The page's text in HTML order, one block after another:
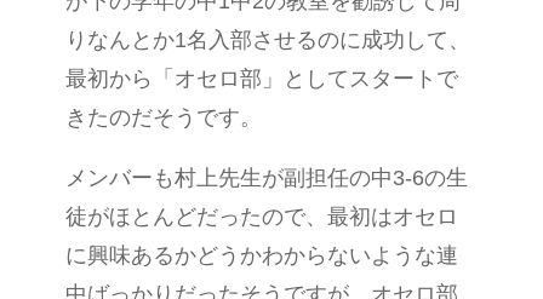
りなんとか1名入部させるのに成功して、
最初から「オセロ部」としてスタートで
きたのだそうです。
メンバーも村上先生が副担任の中3-6の生
徒がほとんどだったので、最初はオセロ
に興味あるかどうかわからないような連
中ばっかりだったそうですが、オセロ部